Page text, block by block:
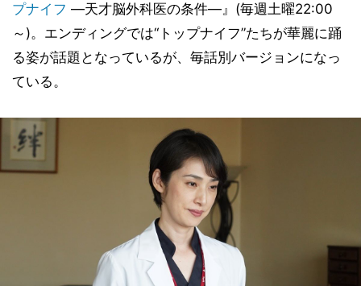
プナイフ ―天才脳外科医の条件―』(毎週土曜22:00
～)。エンディングでは“トップナイフ”たちが華麗に踊
る姿が話題となっているが、毎話別バージョンになっ
ている。